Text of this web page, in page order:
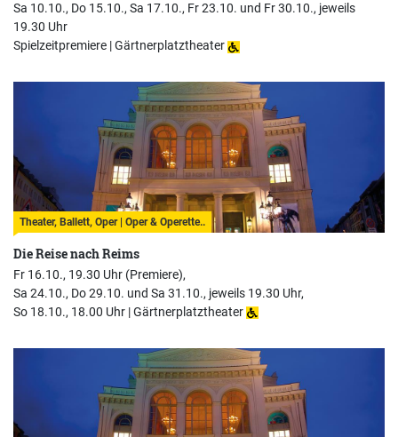
Sa 10.10., Do 15.10., Sa 17.10., Fr 23.10. und Fr 30.10., jeweils
19.30 Uhr
Spielzeitpremiere |Gärtnerplatztheater
Theater, Ballett, Oper | Oper & Operette..
Die Reise nach Reims
Fr 16.10., 19.30 Uhr (Premiere),
Sa 24.10., Do 29.10. und Sa 31.10., jeweils 19.30 Uhr,
So 18.10., 18.00 Uhr |Gärtnerplatztheater